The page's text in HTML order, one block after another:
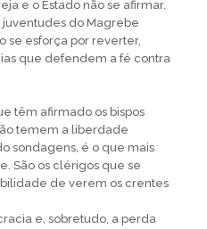
e o Estado não se afirmar.
juventudes do Magrebe
se esforça por reverter,
que defendem a fé contra
têm afirmado os bispos
temem a liberdade
sondagens, é o que mais
São os clérigos que se
de verem os crentes
e, sobretudo, a perda